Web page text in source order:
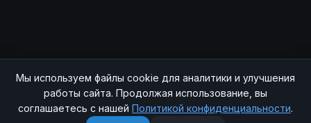
© 2026 SOCHIAUTOPARTS. Все права защищены.
Контакты Sitemap
Мы используем файлы cookie для аналитики и улучшения
работы сайта. Продолжая использование, вы
соглашаетесь с нашей Политикой конфиденциальности.